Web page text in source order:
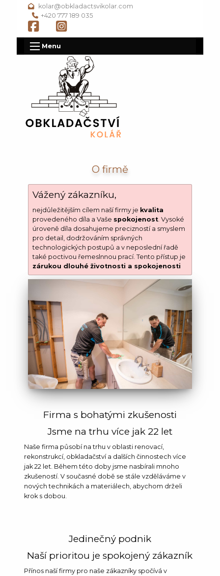
kolar@obkladactsvikolar.com
+420 777 189 035
Menu
O firmě
Vážený zákazníku,
nejdůležitějším cílem naší firmy je kvalita
provedeného díla a Vaše spokojenost. Vysoké
úroveně díla dosahujeme precizností a smyslem
pro detail, dodržováním správných
technologických postupů a v neposlední řadě
také poctivou řemeslnnou prací. Tento přístup je
zárukou dlouhé životnosti a spokojenosti
Firma s bohatými zkušenosti
Jsme na trhu více jak 22 let
Naše firma působí na trhu v oblasti renovací,
rekonstrukcí, obkladačství a dalších činnostech více
jak 22 let. Během této doby jsme nasbírali mnoho
zkušeností. V současné době se stále vzděláváme v
nových technikách a materiálech, abychom drželi
krok s dobou.
Jedinečný podnik
Naší prioritou je spokojený zákazník
Přínos naší firmy pro naše zákazníky spočívá v